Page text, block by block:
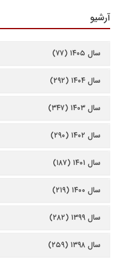
آرشیو
سال ۱۴۰۵ (۷۷)
سال ۱۴۰۴ (۲۹۲)
سال ۱۴۰۳ (۳۴۷)
سال ۱۴۰۲ (۲۹۰)
سال ۱۴۰۱ (۱۸۷)
سال ۱۴۰۰ (۲۱۹)
سال ۱۳۹۹ (۲۸۲)
سال ۱۳۹۸ (۲۵۹)